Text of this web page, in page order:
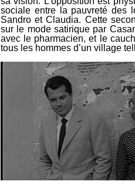
sociale entre la pauvreté des
Sandro et Claudia. Cette
sur le mode satirique par
avec le pharmacien, et le
tous les hommes d’un village